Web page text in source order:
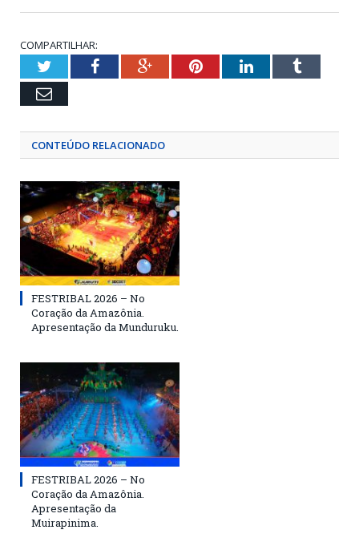
COMPARTILHAR:
TwitterFacebookGoogle+PinterestLinkedInTumblr
Email
CONTEÚDO RELACIONADO
FESTRIBAL 2026 – No
Coração da Amazônia.
Apresentação da Munduruku.
FESTRIBAL 2026 – No
Coração da Amazônia.
Apresentação da
Muirapinima.